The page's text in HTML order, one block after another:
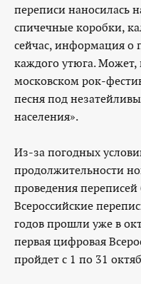
переписи наносилась
спичечные коробки,
сейчас, информация о
каждого утюга.
московском рок-
песня под
населения».
Из-за погодных
продолжительности
проведения
Всероссийские
годов прошли уже в
первая цифровая
пройдет с 1 по 31